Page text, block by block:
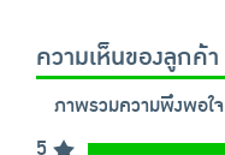
ความเห็นของลูกค้า
ภาพรวมความพึงพอใจ